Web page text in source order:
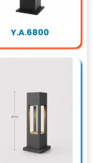
Y.A.6800